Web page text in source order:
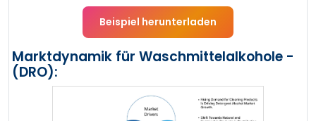
Beispiel herunterladen
Marktdynamik für Waschmittelalkohole -
(DRO):